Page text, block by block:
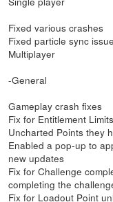
Fixed various crashes
Fixed particle sync issue
Multiplayer
-General
Gameplay crash fixes
Fix for Entitlement
Uncharted Points they
Enabled a pop-up to
new updates
Fix for Challenge
completing the
Fix for Loadout Point